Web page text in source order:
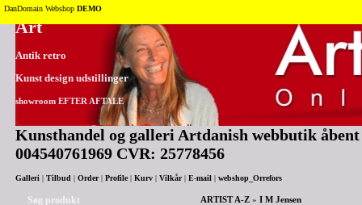
Tilbage til toppen
Art
Antik retro
Kunst design udstillinger
showroom EFTER AFTALE
Kunsthandel og galleri Artdanish webbutik
004540761969 CVR: 25778456
Galleri Tilbud Order| Profile| Kurv Vilkår| E-mail webshop_Orrefors
Søg produkt ARTIST A-Z » I M Jensen
DanDomain Webshop DEMO